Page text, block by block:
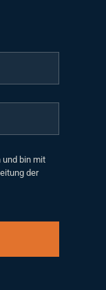
und bin mit
der